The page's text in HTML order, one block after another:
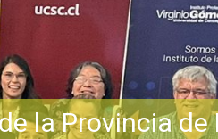
la Provincia de